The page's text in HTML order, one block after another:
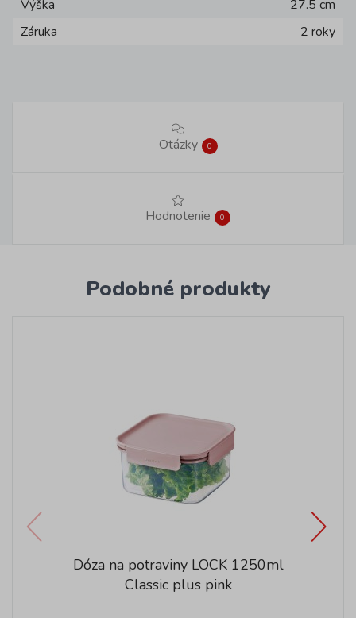
Výška
27.5 cm
Záruka
2 roky
Otázky 0
Hodnotenie 0
Podobné produkty
Dóza na potraviny LOCK 1250ml
Classic plus pink